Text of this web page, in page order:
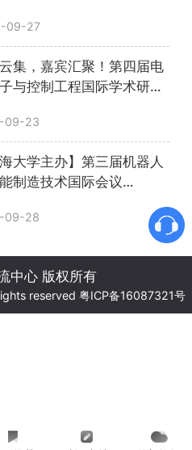
09-27
集，嘉宾汇聚！第四届电
与控制工程国际学术研讨
09-23
海大学主办】第三届机器人
制造技术国际会议
09-28
中心 版权所有
reserved 粤ICP备16087321号